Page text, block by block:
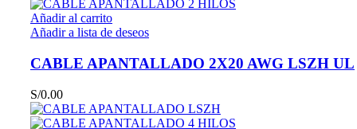
Añadir al carrito
Añadir a lista de deseos
CABLE APANTALLADO 2X20 AWG LSZH UL
S/0.00